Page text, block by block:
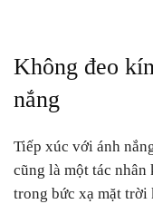
Không đeo
nắng
Tiếp xúc với ánh
cũng là một tác nhân
trong bức xạ mặt trời